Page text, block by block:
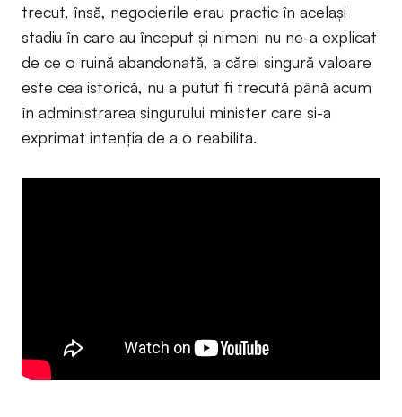
trecut, însă, negocierile erau practic în același
stadiu în care au început și nimeni nu ne-a explicat
de ce o ruină abandonată, a cărei singură valoare
este cea istorică, nu a putut fi trecută până acum
în administrarea singurului minister care și-a
exprimat intenția de a o reabilita.